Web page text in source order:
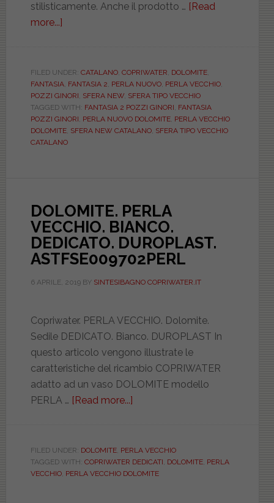
stilisticamente. Anche il prodotto … [Read
more...]
di
sanitari
che
hanno
più
forme
dei
vasi
ma
anche
(part
1)
FILED UNDER: CATALANO, COPRIWATER, DOLOMITE,
FANTASIA, FANTASIA 2, PERLA NUOVO, PERLA VECCHIO,
POZZI GINORI, SFERA NEW, SFERA TIPO VECCHIO
TAGGED WITH: FANTASIA 2 POZZI GINORI, FANTASIA
POZZI GINORI, PERLA NUOVO DOLOMITE, PERLA VECCHIO
DOLOMITE, SFERA NEW CATALANO, SFERA TIPO VECCHIO
CATALANO
DOLOMITE. PERLA
VECCHIO. BIANCO.
DEDICATO. DUROPLAST.
ASTFSE009702PERL
6 APRILE, 2019BY SINTESIBAGNO COPRIWATER.IT
Copriwater. PERLA VECCHIO. Dolomite.
Sedile DEDICATO. Bianco. DUROPLAST In
questo articolo vengono illustrate le
caratteristiche del ricambio COPRIWATER
adatto ad un vaso DOLOMITE modello
PERLA … [Read more...]
VECCHIO.
BIANCO.
DEDICATO.
FILED UNDER: DOLOMITE, PERLA VECCHIO
TAGGED WITH: COPRIWATER DEDICATI, DOLOMITE, PERLA
VECCHIO, PERLA VECCHIO DOLOMITE